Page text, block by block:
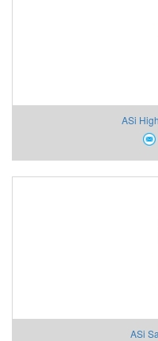
ASi
ASi